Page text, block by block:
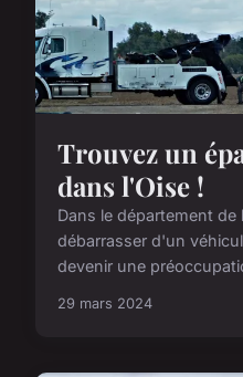
Trouvez un
dans l'Oise !
Dans le département
débarrasser d'un
devenir une
29 mars 2024